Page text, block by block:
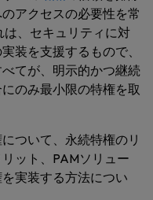
アクセスの必要性を常
、セキュリティに対
装を支援するもので、
てが、明示的かつ継続
のみ最小限の特権を取
ついて、永続特権のリ
ット、PAMソリュー
実装する方法につい